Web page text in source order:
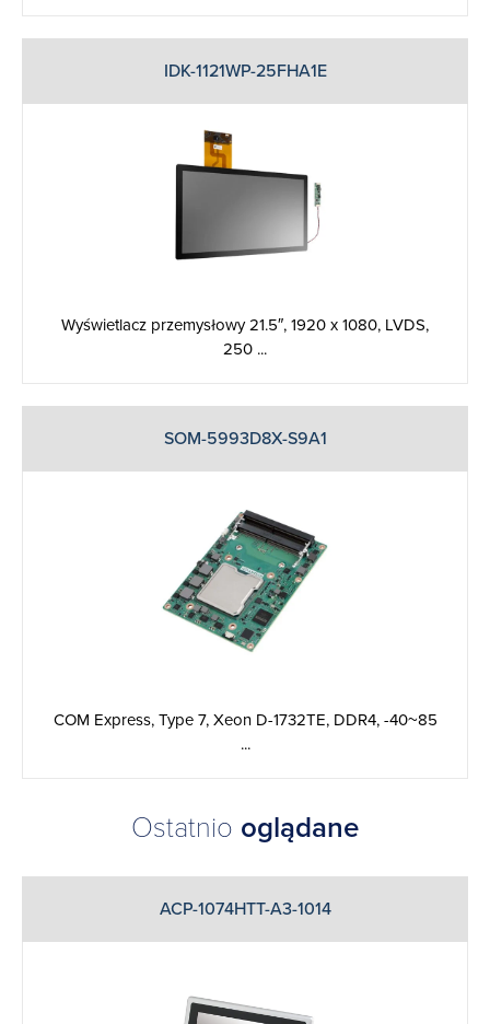
IDK-1121WP-25FHA1E
Wyświetlacz przemysłowy 21.5″, 1920 x 1080, LVDS,
250 ...
SOM-5993D8X-S9A1
COM Express, Type 7, Xeon D-1732TE, DDR4, -40~85
...
Ostatnio oglądane
ACP-1074HTT-A3-1014